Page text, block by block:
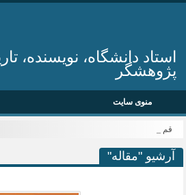
استاد دانشگاه، نویسنده،
پژوهشگر
منوی سایت
قم میزب_
آرشیو "مقاله"